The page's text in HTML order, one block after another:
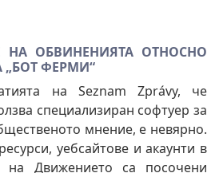
НА ОБВИНЕНИЯТА ОТНОСНО
ФЕРМИ“
на Seznam Zprávy, че
специализиран софтуер за
мнение, е невярно.
уебсайтове и акаунти в
на Движението са посочени